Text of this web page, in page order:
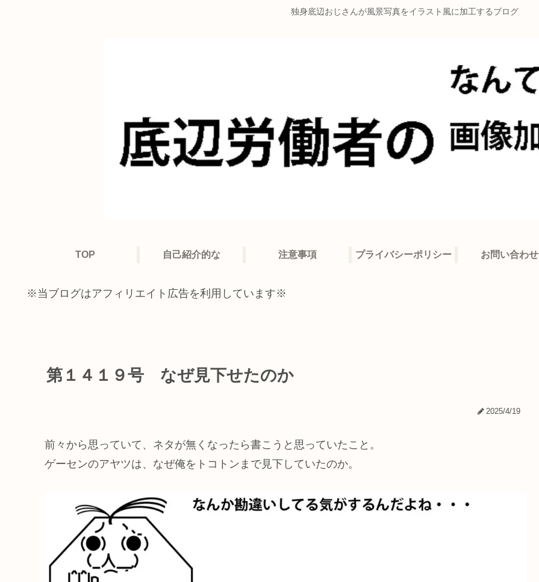
独身底辺おじさんが風景写真をイラスト風に加工するブログ
TOP 自己紹介的な 注意事項 プライバシーポリシー お問い合わせ
※当ブログはアフィリエイト広告を利用しています※
第１４１９号 なぜ見下せたのか
2025/4/19
前々から思っていて、ネタが無くなったら書こうと思っていたこと。
ゲーセンのアヤツは、なぜ俺をトコトンまで見下していたのか。